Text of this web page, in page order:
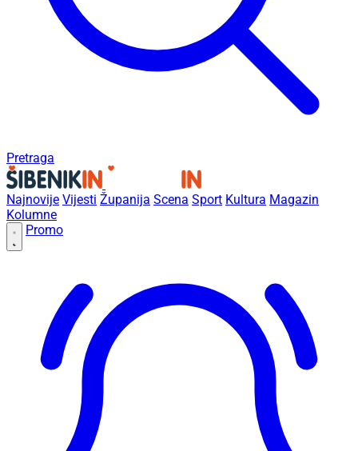
Pretraga
Najnovije Vijesti Županija Scena Sport Kultura Magazin
Kolumne
Promo